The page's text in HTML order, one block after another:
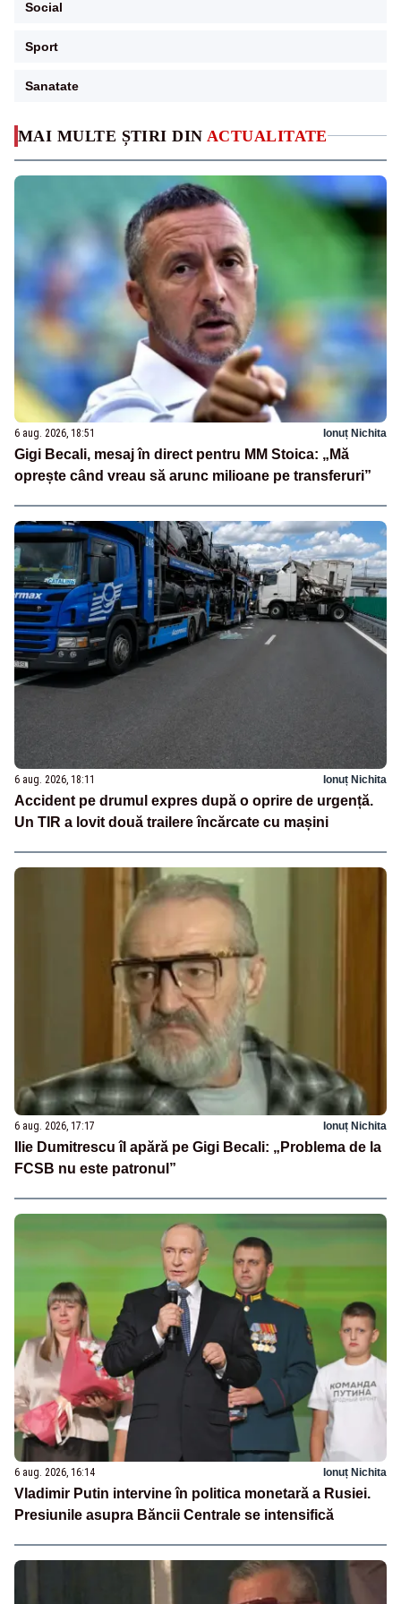
MAI MULTE ȘTIRI DIN ACTUALITATE
6 aug. 2026, 18:51 Ionuț Nichita
Gigi Becali, mesaj în direct pentru MM Stoica: „Mă
oprește când vreau să arunc milioane pe transferuri”
6 aug. 2026, 18:11 Ionuț Nichita
Accident pe drumul expres după o oprire de urgență.
Un TIR a lovit două trailere încărcate cu mașini
6 aug. 2026, 17:17 Ionuț Nichita
Ilie Dumitrescu îl apără pe Gigi Becali: „Problema de la
FCSB nu este patronul”
6 aug. 2026, 16:14 Ionuț Nichita
Vladimir Putin intervine în politica monetară a Rusiei.
Presiunile asupra Băncii Centrale se intensifică
Social
Sport
Sanatate